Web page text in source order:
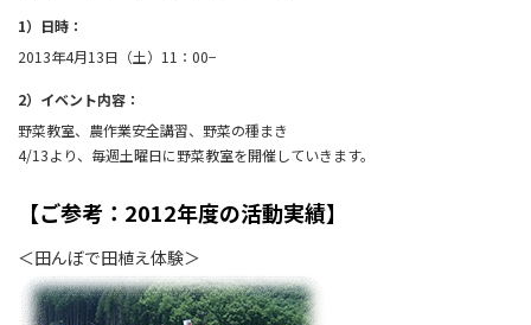
1）日時：
2013年4月13日（土）11：00−
2）イベント内容：
野菜教室、農作業安全講習、野菜の種まき
4/13より、毎週土曜日に野菜教室を開催していきます。
【ご参考：2012年度の活動実績】
＜田んぼで田植え体験＞